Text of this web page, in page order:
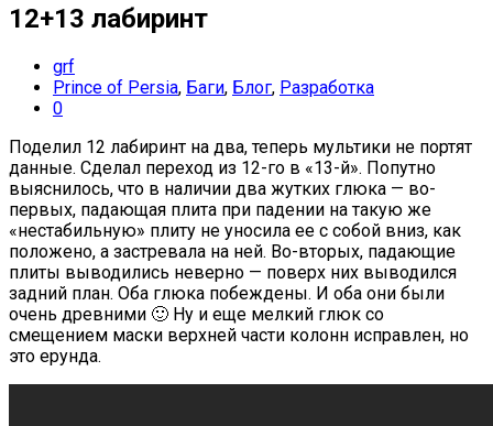
12+13 лабиринт
grf
Prince of Persia, Баги, Блог, Разработка
0
Поделил 12 лабиринт на два, теперь мультики не портят
данные. Сделал переход из 12-го в «13-й». Попутно
выяснилось, что в наличии два жутких глюка — во-
первых, падающая плита при падении на такую же
«нестабильную» плиту не уносила ее с собой вниз, как
положено, а застревала на ней. Во-вторых, падающие
плиты выводились неверно — поверх них выводился
задний план. Оба глюка побеждены. И оба они были
очень древними 🙂 Ну и еще мелкий глюк со
смещением маски верхней части колонн исправлен, но
это ерунда.